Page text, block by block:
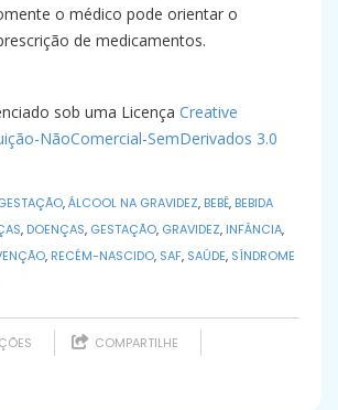
o médico pode orientar o
de medicamentos.
sob uma Licença Creative
NãoComercial-SemDerivados 3.0
,ÁLCOOL NA GRAVIDEZ, BEBÊ, BEBIDA
, DOENÇAS, GESTAÇÃO, GRAVIDEZ, INFÂNCIA,
, RECÉM-NASCIDO, SAF, SAÚDE, SÍNDROME
COMPARTILHE